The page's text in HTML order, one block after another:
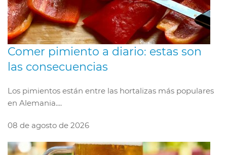
Comer pimiento a diario: estas son
las consecuencias
Los pimientos están entre las hortalizas más populares
en Alemania....
08 de agosto de 2026